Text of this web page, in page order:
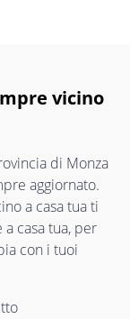
vicino
di Monza
aggiornato.
a casa tua ti
casa tua, per
con i tuoi